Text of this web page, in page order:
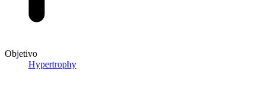
Objetivo
Hypertrophy